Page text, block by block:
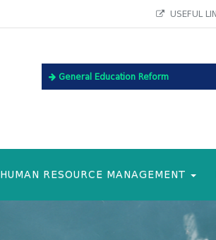
USEFUL
General Education Reform
HUMAN RESOURCE MANAGEMENT